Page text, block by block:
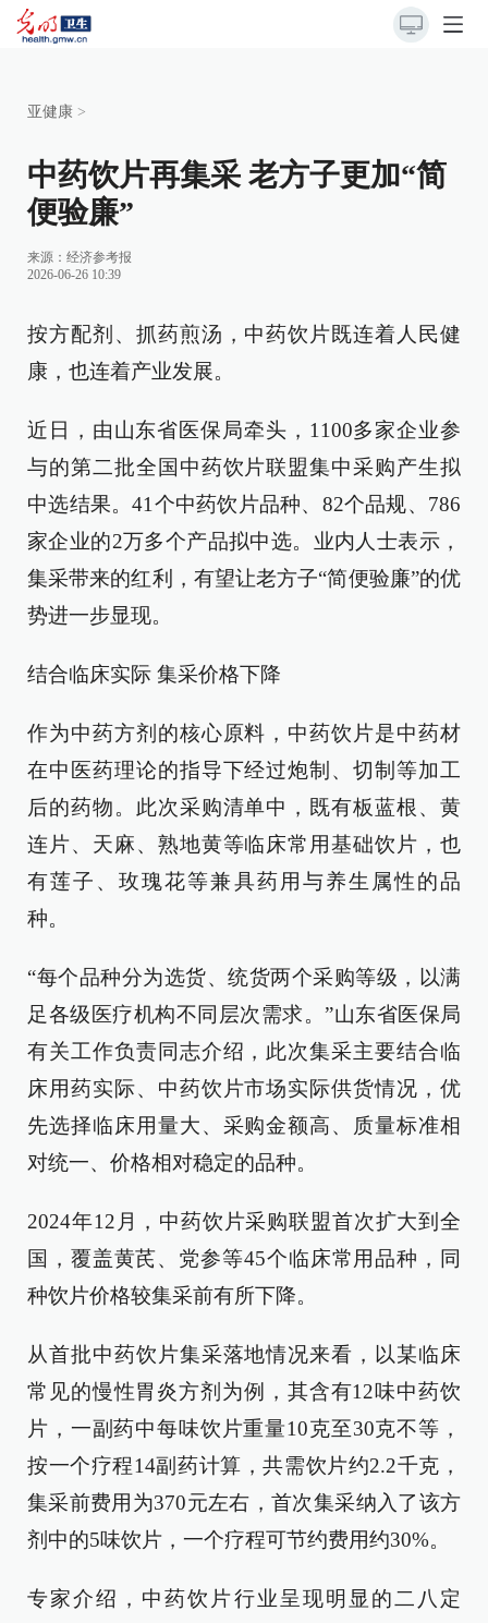
亚健康 >
中药饮片再集采 老方子更加“简
便验廉”
来源： 经济参考报
2026-06-26 10:39
按方配剂、抓药煎汤，中药饮片既连着人民健
康，也连着产业发展。
近日，由山东省医保局牵头，1100多家企业参
与的第二批全国中药饮片联盟集中采购产生拟
中选结果。41个中药饮片品种、82个品规、786
家企业的2万多个产品拟中选。业内人士表示，
集采带来的红利，有望让老方子“简便验廉”的优
势进一步显现。
结合临床实际 集采价格下降
作为中药方剂的核心原料，中药饮片是中药材
在中医药理论的指导下经过炮制、切制等加工
后的药物。此次采购清单中，既有板蓝根、黄
连片、天麻、熟地黄等临床常用基础饮片，也
有莲子、玫瑰花等兼具药用与养生属性的品
种。
“每个品种分为选货、统货两个采购等级，以满
足各级医疗机构不同层次需求。”山东省医保局
有关工作负责同志介绍，此次集采主要结合临
床用药实际、中药饮片市场实际供货情况，优
先选择临床用量大、采购金额高、质量标准相
对统一、价格相对稳定的品种。
2024年12月，中药饮片采购联盟首次扩大到全
国，覆盖黄芪、党参等45个临床常用品种，同
种饮片价格较集采前有所下降。
从首批中药饮片集采落地情况来看，以某临床
常见的慢性胃炎方剂为例，其含有12味中药饮
片，一副药中每味饮片重量10克至30克不等，
按一个疗程14副药计算，共需饮片约2.2千克，
集采前费用为370元左右，首次集采纳入了该方
剂中的5味饮片，一个疗程可节约费用约30%。
专家介绍，中药饮片行业呈现明显的二八定